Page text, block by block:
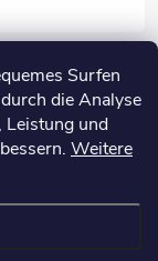
Surfen
die Analyse
Leistung und
Weitere